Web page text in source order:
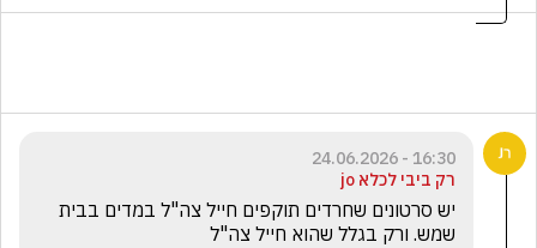
16:30 - 24.06.2026
רק ביבי לכלא jo
שמש. ורק בגלל שהוא חייל צה"ל